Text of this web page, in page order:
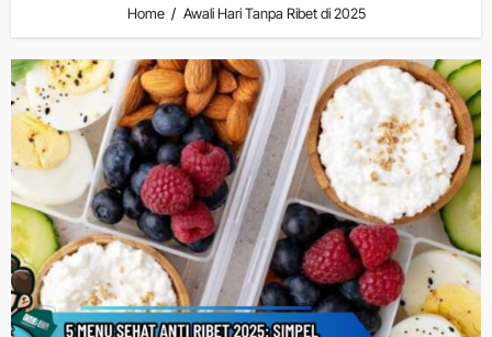
Home Awali Hari Tanpa Ribet di 2025